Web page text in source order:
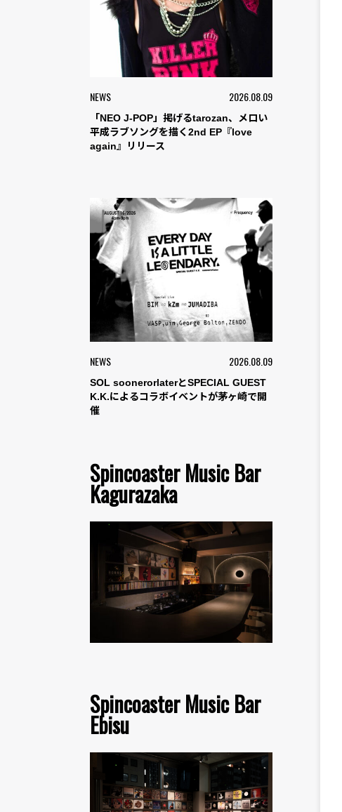
NEWS 2026.08.09
「NEO J-POP」掲げるtarozan、メロい
平成ラブソングを描く2nd EP『love
again』リリース
NEWS 2026.08.09
SOL soonerorlaterとSPECIAL GUEST
K.K.によるコラボイベントが茅ヶ崎で開
催
Spincoaster Music Bar
Kagurazaka
Spincoaster Music Bar
Ebisu